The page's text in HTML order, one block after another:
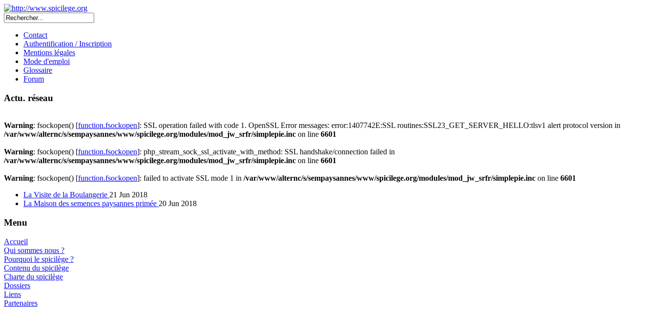
Contact
Authentification / Inscription
Mentions légales
Mode d'emploi
Glossaire
Forum
Actu. réseau
Warning: fsockopen() [function.fsockopen]: SSL operation failed with code 1. OpenSSL Error messages: error:1407742E:SSL routines:SSL23_GET_SERVER_HELLO:tlsv1 alert protocol version in
/var/www/alternc/s/sempaysannes/www/spicilege.org/modules/mod_jw_srfr/simplepie.inc on line 6601
Warning: fsockopen() [function.fsockopen]: php_stream_sock_ssl_activate_with_method: SSL handshake/connection failed in
/var/www/alternc/s/sempaysannes/www/spicilege.org/modules/mod_jw_srfr/simplepie.inc on line 6601
Warning: fsockopen() [function.fsockopen]: failed to activate SSL mode 1 in /var/www/alternc/s/sempaysannes/www/spicilege.org/modules/mod_jw_srfr/simplepie.inc on line 6601
La Visite de la Boulangerie 21 Jun 2018
La Maison des semences paysannes primée 20 Jun 2018
Menu
Accueil
Qui sommes nous ?
Pourquoi le spicilège ?
Contenu du spicilège
Charte du spicilège
Dossiers
Liens
Partenaires